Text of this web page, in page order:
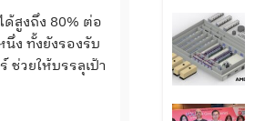
สูงถึง 80% ต่อ
ง ทั้งยังรองรับ
ช่วยให้บรรลุเป้า